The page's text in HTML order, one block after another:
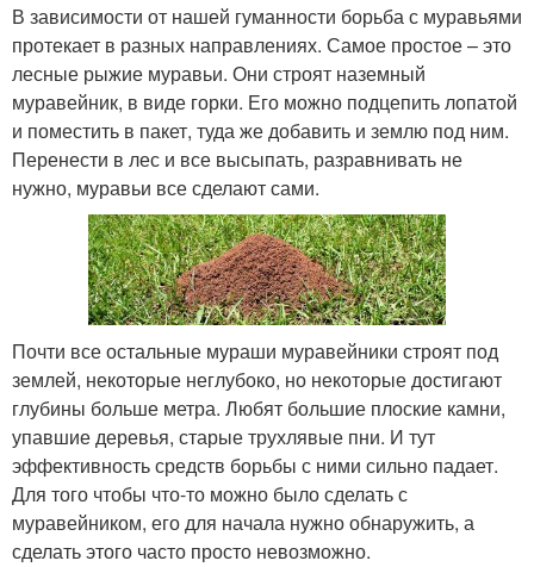
В зависимости от нашей гуманности борьба с муравьями
протекает в разных направлениях. Самое простое – это
лесные рыжие муравьи. Они строят наземный
муравейник, в виде горки. Его можно подцепить лопатой
и поместить в пакет, туда же добавить и землю под ним.
Перенести в лес и все высыпать, разравнивать не
нужно, муравьи все сделают сами.
Почти все остальные мураши муравейники строят под
землей, некоторые неглубоко, но некоторые достигают
глубины больше метра. Любят большие плоские камни,
упавшие деревья, старые трухлявые пни. И тут
эффективность средств борьбы с ними сильно падает.
Для того чтобы что-то можно было сделать с
муравейником, его для начала нужно обнаружить, а
сделать этого часто просто невозможно.